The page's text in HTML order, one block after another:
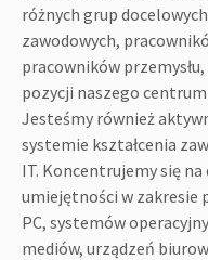
różnych grup
zawodowych,
pracowników
pozycji naszego
Jesteśmy również
systemie kształcenia
IT. Koncentrujemy się
umiejętności w zakresie
PC, systemów
mediów, urządzeń